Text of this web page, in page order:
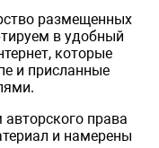
размещенных
в удобный
которые
и присланные
права
и намерены